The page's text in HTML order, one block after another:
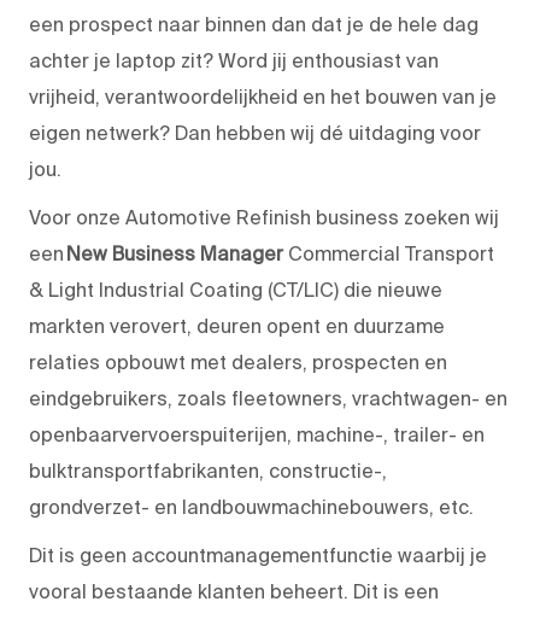
een prospect naar binnen dan dat je de hele dag
achter je laptop zit? Word jij enthousiast van
vrijheid, verantwoordelijkheid en het bouwen van je
eigen netwerk? Dan hebben wij dé uitdaging voor
jou.
Voor onze Automotive Refinish business zoeken wij
een New Business Manager Commercial Transport
& Light Industrial Coating (CT/LIC) die nieuwe
markten verovert, deuren opent en duurzame
relaties opbouwt met dealers, prospecten en
eindgebruikers, zoals fleetowners, vrachtwagen- en
openbaarvervoerspuiterijen, machine-, trailer- en
bulktransportfabrikanten, constructie-,
grondverzet- en landbouwmachinebouwers, etc.
Dit is geen accountmanagementfunctie waarbij je
vooral bestaande klanten beheert. Dit is een